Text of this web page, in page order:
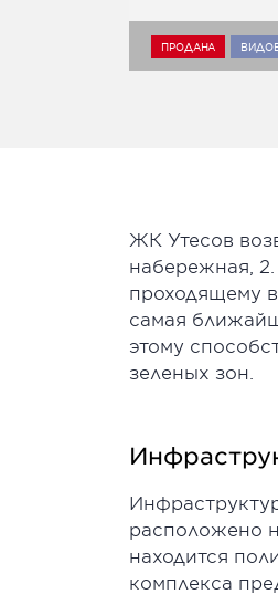
ПРОДАНА
ЖК Утесов
набережная,
проходящему
самая
этому
зеленых зон.
расположено
находится
комплекса